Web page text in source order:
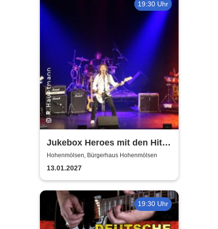
19:30 Uhr
Jukebox Heroes mit den Hits
von Sweet, Slade u.v.a. - 2027
Hohenmölsen, Bürgerhaus Hohenmölsen
13.01.2027
19:30 Uhr